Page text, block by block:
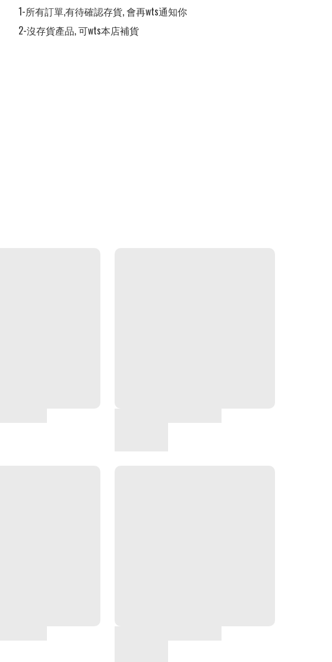
1-所有訂單,有待確認存貨, 會再wts通知你
2-沒存貨產品, 可wts本店補貨